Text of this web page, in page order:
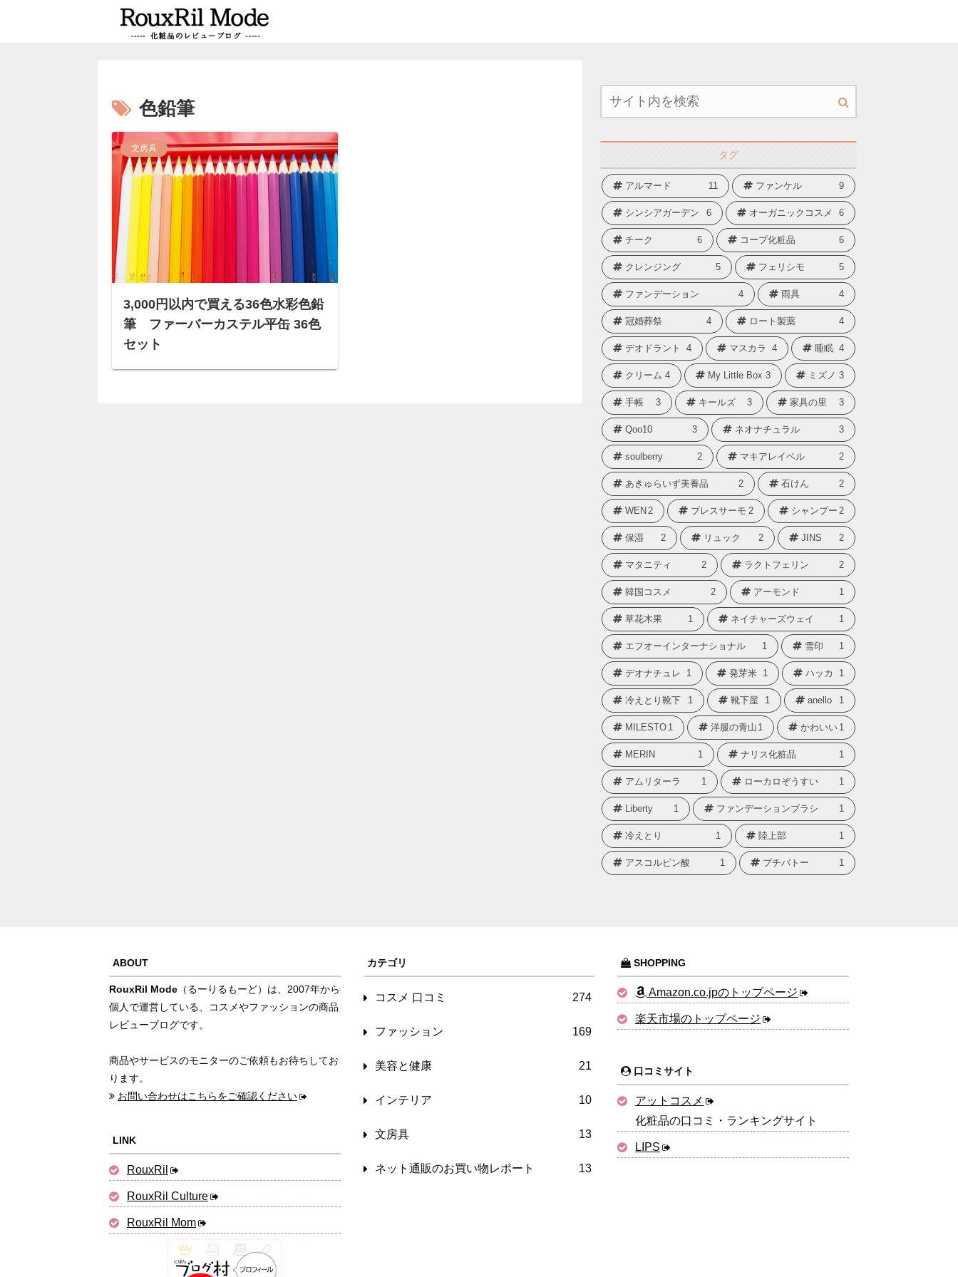
色鉛筆
文房具
3,000円以内で買える36色水彩色鉛
筆 ファーバーカステル平缶 36色
セット
タグ
アルマード 11 ファンケル 9
シンシアガーデン 6 オーガニックコスメ 6
チーク 6 コープ化粧品 6
クレンジング 5 フェリシモ 5
ファンデーション 4 雨具 4
冠婚葬祭 4 ロート製薬 4
デオドラント 4 マスカラ 4 睡眠 4
クリーム 4 My Little Box 3 ミズノ 3
手帳 3 キールズ 3 家具の里 3
Qoo10 3 ネオナチュラル 3
soulberry 2 マキアレイベル 2
あきゅらいず美養品 2 石けん 2
WEN 2 ブレスサーモ 2 シャンプー 2
保湿 2 リュック 2 JINS 2
マタニティ 2 ラクトフェリン 2
韓国コスメ 2 アーモンド 1
草花木果 1 ネイチャーズウェイ 1
エフオーインターナショナル 1 雪印 1
デオナチュレ 1 発芽米 1 ハッカ 1
冷えとり靴下 1 靴下屋 1 anello 1
MILESTO 1 洋服の青山 1 かわいい 1
MERIN 1 ナリス化粧品 1
アムリターラ 1 ローカロぞうすい 1
Liberty 1 ファンデーションブラシ 1
冷えとり 1 陸上部 1
アスコルビン酸 1 プチバトー 1
ABOUT
RouxRil Mode （るーりるもーど）は、2007年から
個人で運営している、コスメやファッションの商品
レビューブログです。
商品やサービスのモニターのご依頼もお待ちしてお
ります。
お問い合わせはこちらをご確認ください
LINK
RouxRil
RouxRil Culture
RouxRil Mom
カテゴリ
コスメ 口コミ 274
ファッション 169
美容と健康 21
インテリア 10
文房具 13
ネット通販のお買い物レポート 13
SHOPPING
Amazon.co.jpのトップページ
楽天市場のトップページ
口コミサイト
アットコスメ
化粧品の口コミ・ランキングサイト
LIPS